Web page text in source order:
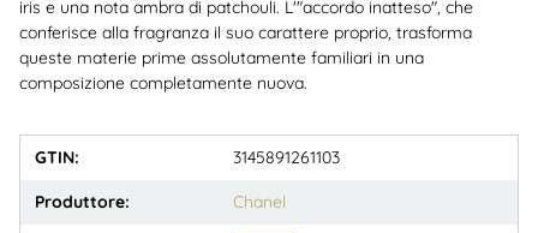
iris e una nota ambra di patchouli. L'"accordo inatteso", che
conferisce alla fragranza il suo carattere proprio, trasforma
queste materie prime assolutamente familiari in una
composizione completamente nuova.
GTIN: 3145891261103
Produttore: Chanel